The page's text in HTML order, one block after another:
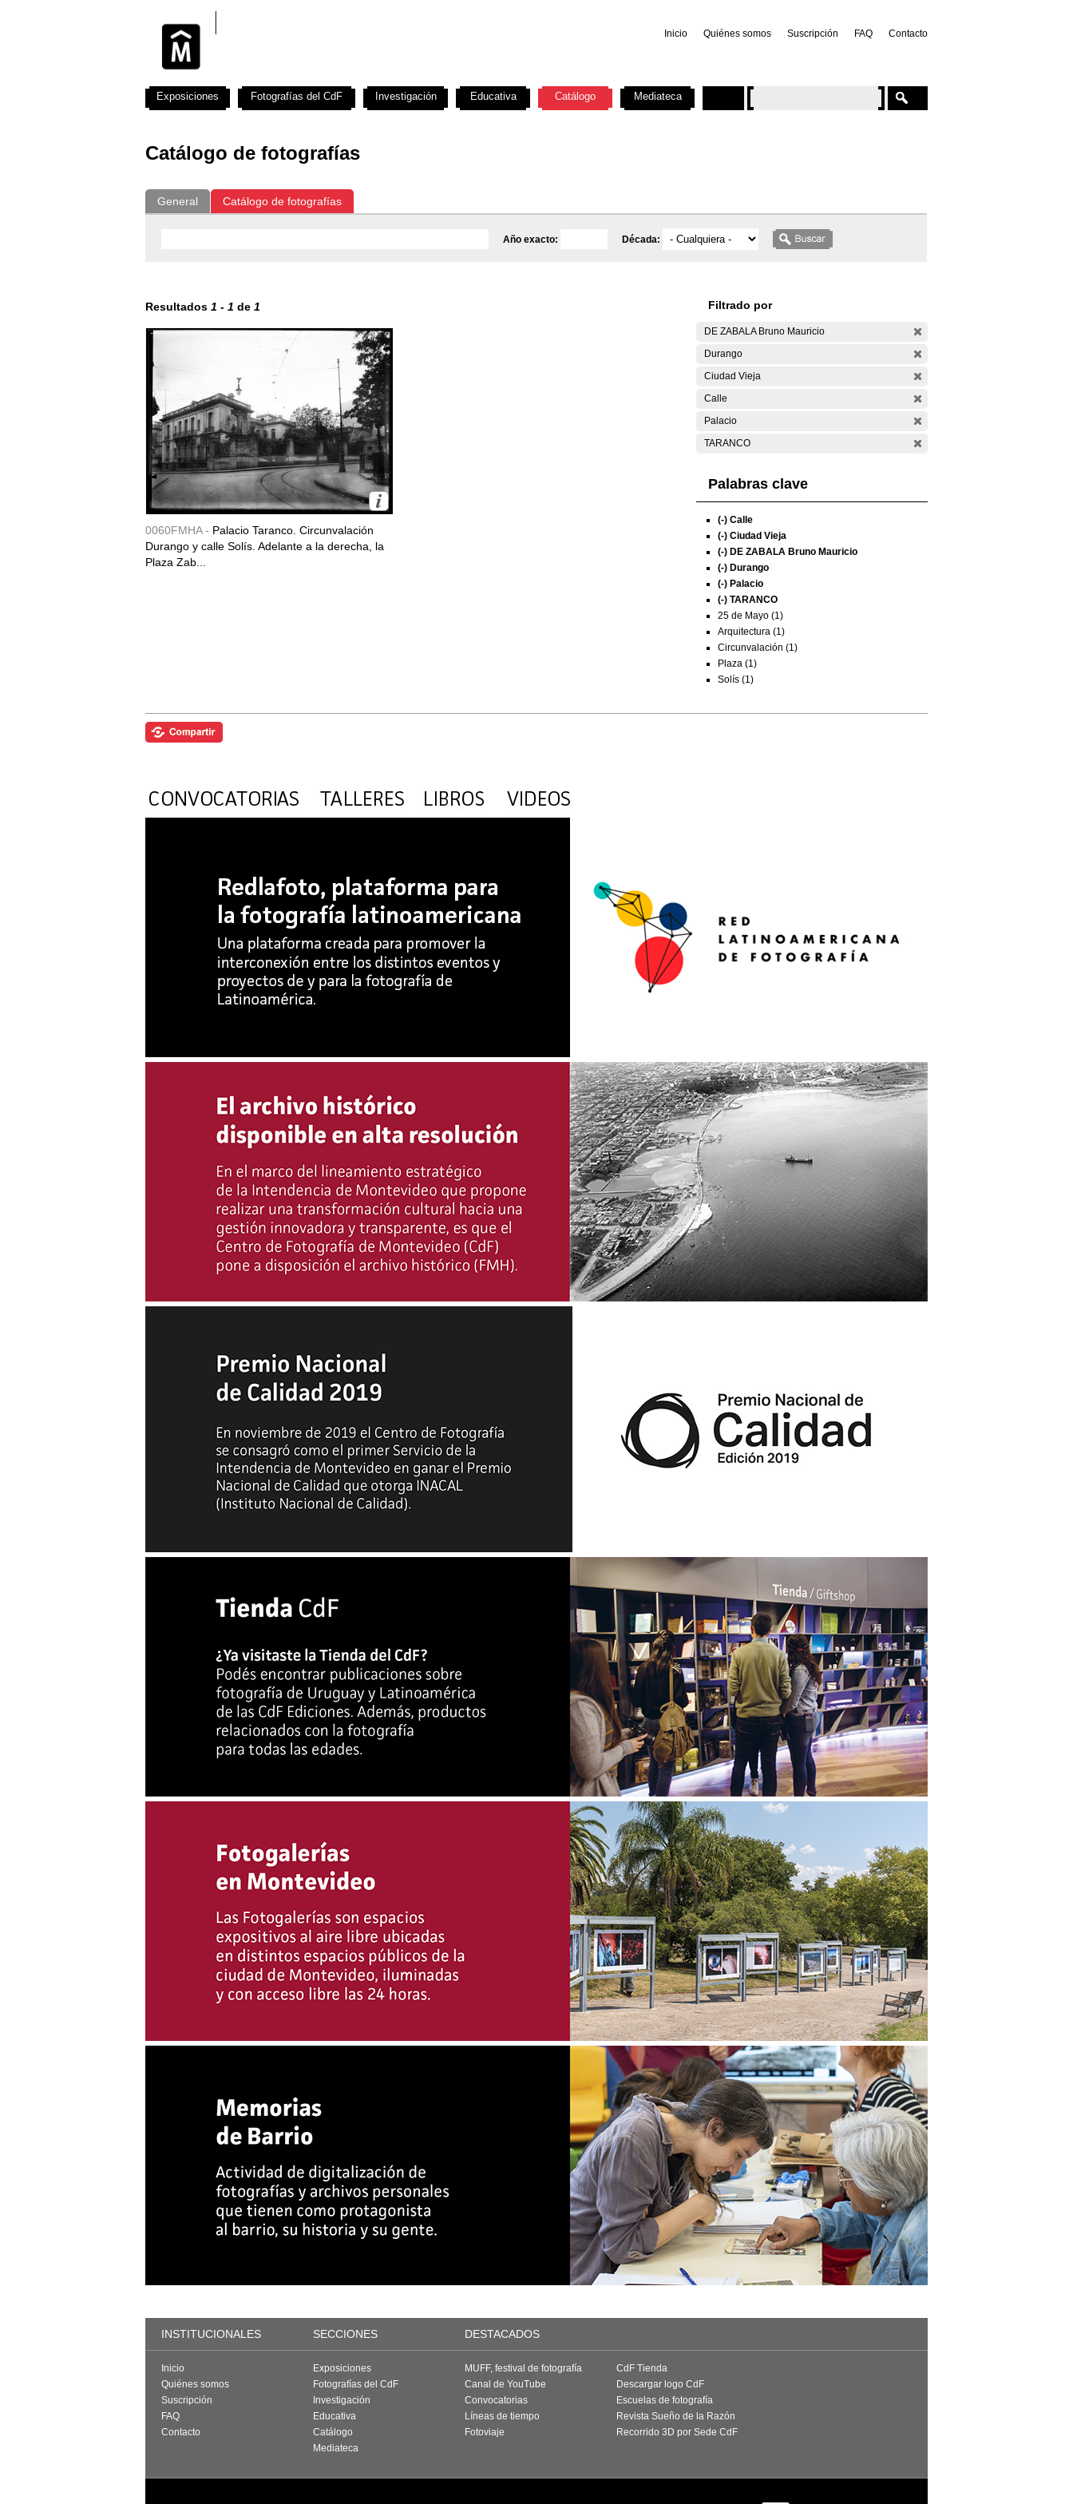
Inicio Quiénes somos Suscripción FAQ Contacto
Catálogo de fotografías
General Catálogo de fotografías
Año exacto: Década:
Resultados 1 - 1 de 1
0060FMHA - Palacio Taranco. Circunvalación
Durango y calle Solís. Adelante a la derecha, la
Plaza Zab...
Filtrado por
DE ZABALA Bruno Mauricio
Durango
Ciudad Vieja
Calle
Palacio
TARANCO
Palabras clave
(-) Calle
(-) Ciudad Vieja
(-) DE ZABALA Bruno Mauricio
(-) Durango
(-) Palacio
(-) TARANCO
25 de Mayo (1)
Arquitectura (1)
Circunvalación (1)
Plaza (1)
Solís (1)
Exposiciones Fotografías del CdF Investigación Educativa Catálogo Mediateca
INSTITUCIONALES SECCIONES DESTACADOS
Inicio
Quiénes somos
Suscripción
FAQ
Contacto
Exposiciones
Fotografías del CdF
Investigación
Educativa
Catálogo
Mediateca
MUFF, festival de fotografía
Canal de YouTube
Convocatorias
Líneas de tiempo
Fotoviaje
CdF Tienda
Descargar logo CdF
Escuelas de fotografía
Revista Sueño de la Razón
Recorrido 3D por Sede CdF